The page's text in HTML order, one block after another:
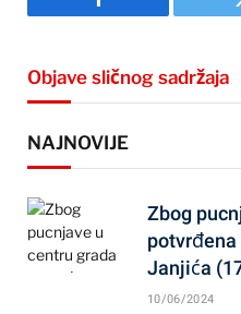
Facebook
Objave sličnog sadržaja
NAJNOVIJE
Zbog
potvrđena
Janjića
10/06/2024